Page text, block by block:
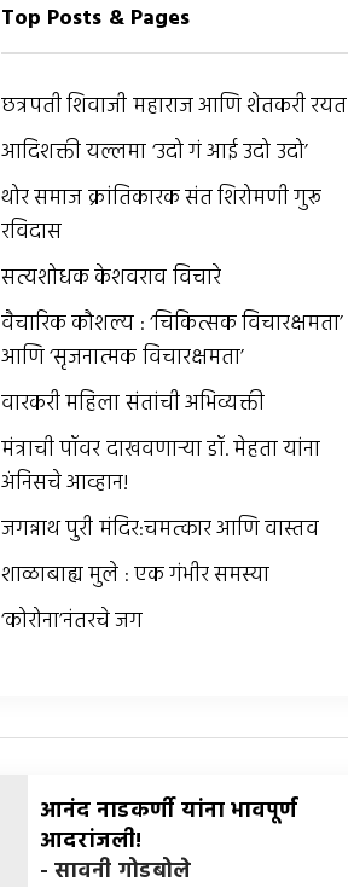
Top Posts & Pages
छत्रपती शिवाजी महाराज आणि शेतकरी रयत
आदिशक्ती यल्लमा ‘उदो गं आई उदो उदो’
थोर समाज क्रांतिकारक संत शिरोमणी गुरू
रविदास
सत्यशोधक केशवराव विचारे
वैचारिक कौशल्य : ‘चिकित्सक विचारक्षमता’
आणि ‘सृजनात्मक विचारक्षमता’
वारकरी महिला संतांची अभिव्यक्ती
मंत्राची पॉवर दाखवणार्‍या डॉ. मेहता यांना
अंनिसचे आव्हान!
जगन्नाथ पुरी मंदिर:चमत्कार आणि वास्तव
शाळाबाह्य मुले : एक गंभीर समस्या
‘कोरोना’नंतरचे जग
आनंद नाडकर्णी यांना भावपूर्ण
आदरांजली!
-सावनी गोडबोले